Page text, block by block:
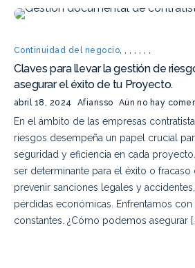
Continuidad del negocio
Claves para llevar la gestión de
asegurar el éxito de tu Proyecto.
abril 18, 2024 Afiansso Aún no hay
En el ámbito de las empresas
riesgos desempeña un papel crucial
seguridad y eficiencia en cada
ser determinante para el éxito o fracaso
prevenir sanciones legales y
pérdidas económicas. Enfrentamos
constantes. ¿Cómo podemos asegurar